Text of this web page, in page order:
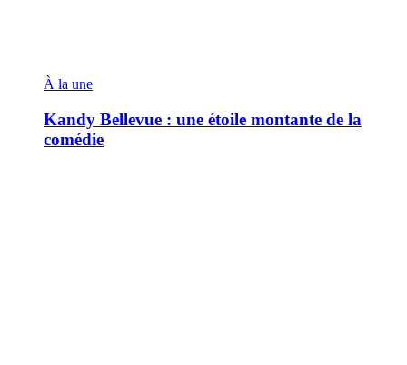
À la une
Kandy Bellevue : une étoile montante de la
comédie